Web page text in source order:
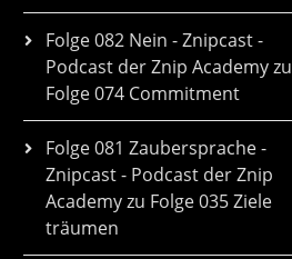
Folge 082 Nein - Znipcast -
Podcast der Znip Academyzu
Folge 074 Commitment
Folge 081 Zaubersprache -
Znipcast - Podcast der Znip
Academyzu Folge 035 Ziele
träumen